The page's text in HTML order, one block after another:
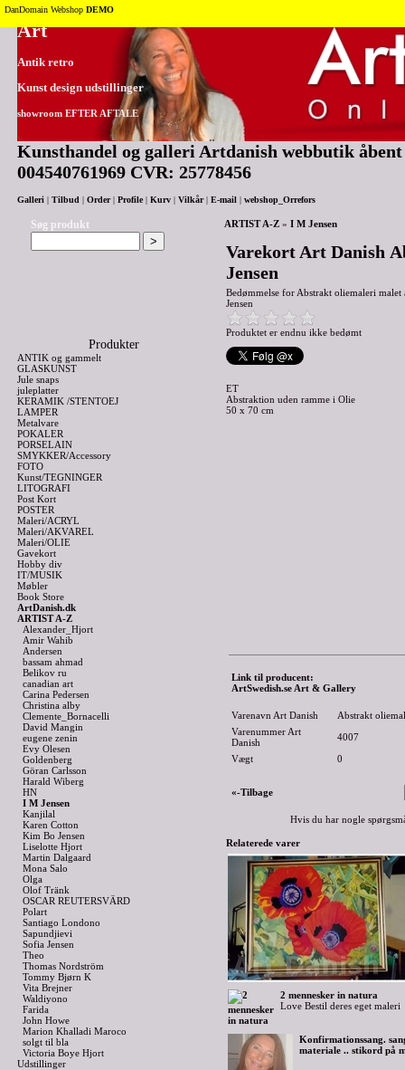
Tilbage til toppen
Art
Antik retro
Kunst design udstillinger
showroom EFTER AFTALE
Kunsthandel og galleri Artdanish webbutik
004540761969 CVR: 25778456
Galleri Tilbud Order| Profile| Kurv Vilkår| E-mail webshop_Orrefors
Søg produkt
Produkter
ANTIK og gammelt
GLASKUNST
Jule snaps
juleplatter
KERAMIK /STENTOEJ
LAMPER
Metalvare
POKALER
PORSELAIN
SMYKKER/Accessory
FOTO
Kunst/TEGNINGER
LITOGRAFI
Post Kort
POSTER
Maleri/ACRYL
Maleri/AKVAREL
Maleri/OLIE
Gavekort
Hobby div
IT/MUSIK
Møbler
Book Store
ArtDanish.dk
ARTIST A-Z
Alexander_Hjort
Amir Wahib
Andersen
bassam ahmad
Belikov ru
canadian art
Carina Pedersen
Christina alby
Clemente_Bornacelli
David Mangin
eugene zenin
Evy Olesen
Goldenberg
Göran Carlsson
Harald Wiberg
HN
I M Jensen
Kanjilal
Karen Cotton
Kim Bo Jensen
Liselotte Hjort
Martin Dalgaard
Mona Salo
Olga
Olof Tränk
OSCAR REUTERSVÄRD
Polart
Santiago Londono
Sapundjievi
Sofia Jensen
Theo
Thomas Nordström
Tommy Bjørn K
Vita Brejner
Waldiyono
Farida
John Howe
Marion Khalladi Maroco
solgt til bla
Victoria Boye Hjort
Udstillinger
ARTIST A-Z » I M Jensen
Varekort Art Danish
Jensen
Bedømmelse for Abstrakt oliemaleri
Jensen
Produktet er endnu ikke bedømt
ET
Abstraktion uden ramme i Olie
50 x 70 cm
Link til producent:
ArtSwedish.se Art & Gallery
Varenavn Art Danish
Abstrakt
Varenummer Art
Danish
4007
Vægt
0
«-Tilbage
Hvis du har nogle
Relaterede varer
2 mennesker in natura
Love Bestil deres eget maleri
Konfirmationssang.
materiale .. stikord på
DanDomain Webshop DEMO